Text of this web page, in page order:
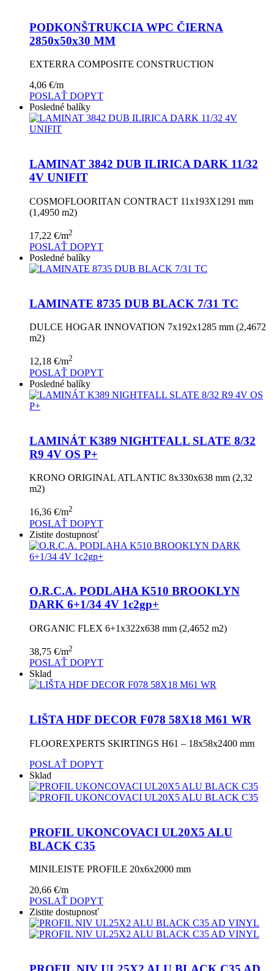
PODKONŠTRUKCIA WPC ČIERNA
2850x50x30 MM
EXTERRA COMPOSITE CONSTRUCTION
4,06 €/m
POSLAŤ DOPYT
Posledné balíky
LAMINAT 3842 DUB ILIRICA DARK 11/32
4V UNIFIT
COSMOFLOORITAN CONTRACT 11x193X1291 mm
(1,4950 m2)
17,22 €/m2
POSLAŤ DOPYT
Posledné balíky
LAMINATE 8735 DUB BLACK 7/31 TC
DULCE HOGAR INNOVATION 7x192x1285 mm (2,4672
m2)
12,18 €/m2
POSLAŤ DOPYT
Posledné balíky
LAMINÁT K389 NIGHTFALL SLATE 8/32
R9 4V OS P+
KRONO ORIGINAL ATLANTIC 8x330x638 mm (2,32
m2)
16,36 €/m2
POSLAŤ DOPYT
Zistite dostupnosť
O.R.C.A. PODLAHA K510 BROOKLYN
DARK 6+1/34 4V 1c2gp+
ORGANIC FLEX 6+1x322x638 mm (2,4652 m2)
38,75 €/m2
POSLAŤ DOPYT
Sklad
LIŠTA HDF DECOR F078 58X18 M61 WR
FLOOREXPERTS SKIRTINGS H61 – 18x58x2400 mm
POSLAŤ DOPYT
Sklad
PROFIL UKONCOVACI UL20X5 ALU
BLACK C35
MINILEISTE PROFILE 20x6x2000 mm
20,66 €/m
POSLAŤ DOPYT
Zistite dostupnosť